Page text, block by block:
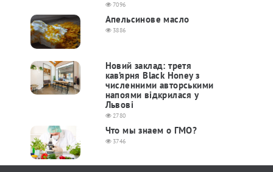
7096
Апельсинове масло
3886
Новий заклад: третя
кав’ярня Black Honey з
численними авторськими
напоями відкрилася у
Львові
2780
Что мы знаем о ГМО?
3746